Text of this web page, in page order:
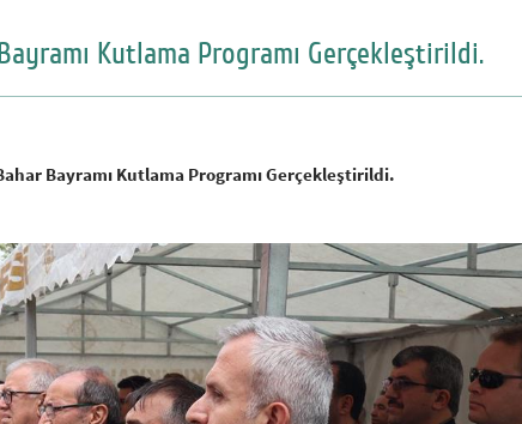
Kutlama Programı Gerçekleştirildi.
Bayramı Kutlama Programı Gerçekleştirildi.